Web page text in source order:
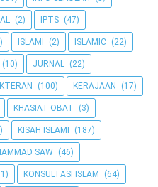
(2) IPTS (47)
ISLAMI (2) ISLAMIC (22)
(10) JURNAL (22)
(100) KERAJAAN (17)
KHASIAT OBAT (3)
KISAH ISLAMI (187)
SAW (46)
KONSULTASI ISLAM (64)